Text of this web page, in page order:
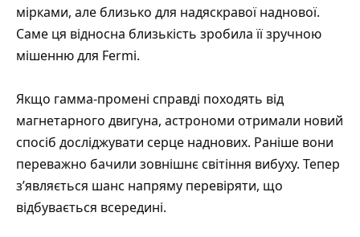
мірками, але близько для надяскравої наднової.
Саме ця відносна близькість зробила її зручною
мішенню для Fermi.
Якщо гамма-промені справді походять від
магнетарного двигуна, астрономи отримали новий
спосіб досліджувати серце наднових. Раніше вони
переважно бачили зовнішнє світіння вибуху. Тепер
з’являється шанс напряму перевіряти, що
відбувається всередині.